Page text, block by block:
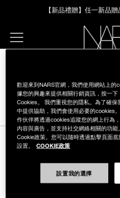
【新品禮贈】任一新品
【8.6-8.9 限定】全館最高
【8/3-8/10限定】明星底
【8/3-8/10限定】限時輸碼
新客首購輸＜WELCOME＞享9折
選單"
官網最新活動
預約金曲獎妝容
官網獨家組合
水光頰彩系列
試用送到家
新客專屬優惠
彩盤及禮盒組
臉部
雙頰
彩妝服務
彩妝專欄
專業彩妝學院
歡迎來到NARS官網，我們使用網站上的
據您的興趣來提供相關行銷資訊，按一
Cookies。 我們重視您的隱私。為了確
中提供協助，我們會使用必要的cookies
作伙伴將透過cookies追蹤您的網上行為
內容與廣告，並支持社交網絡相關的功
Cookie政策。您可以隨時透過點擊頁面
設置。
COOKIE政策
設置我的選擇